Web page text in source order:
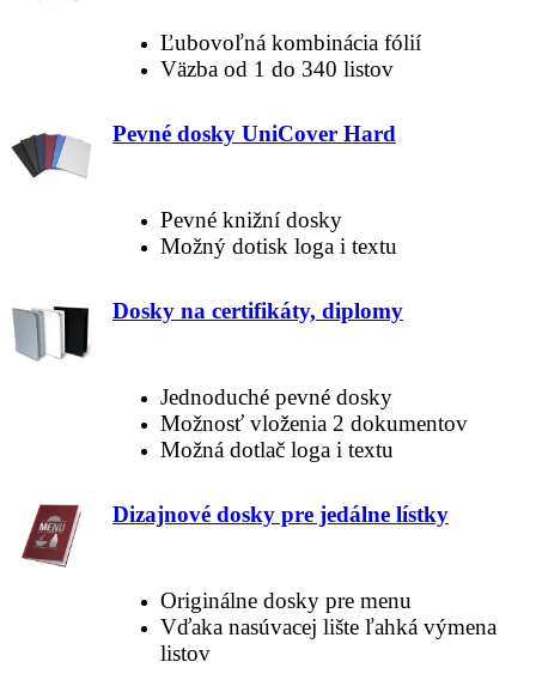
Ľubovoľná kombinácia fólií
Väzba od 1 do 340 listov
Pevné dosky UniCover Hard
Pevné knižní dosky
Možný dotisk loga i textu
Dosky na certifikáty, diplomy
Jednoduché pevné dosky
Možnosť vloženia 2 dokumentov
Možná dotlač loga i textu
Dizajnové dosky pre jedálne lístky
Originálne dosky pre menu
Vďaka nasúvacej lište ľahká výmena
listov